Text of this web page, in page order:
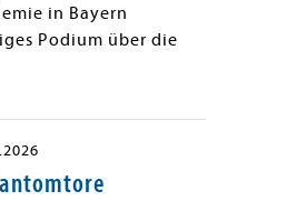
in Bayern
Podium über die